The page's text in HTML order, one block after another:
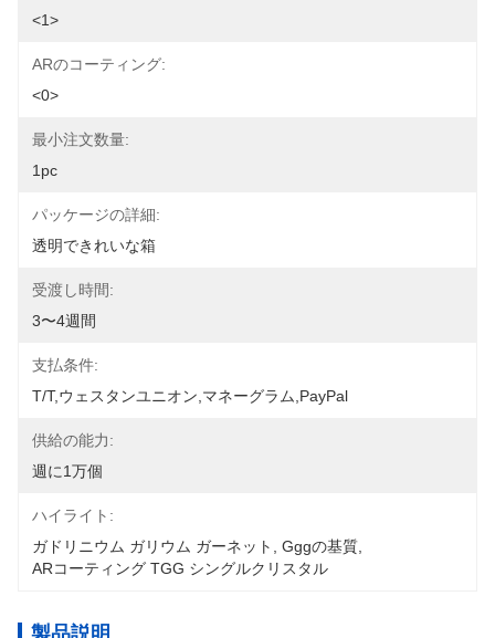
<1>
ARのコーティング:
<0>
最小注文数量:
1pc
パッケージの詳細:
透明できれいな箱
受渡し時間:
3〜4週間
支払条件:
T/T,ウェスタンユニオン,マネーグラム,PayPal
供給の能力:
週に1万個
ハイライト:
ガドリニウム ガリウム ガーネット
Gggの基質
ARコーティング TGG シングルクリスタル
製品説明